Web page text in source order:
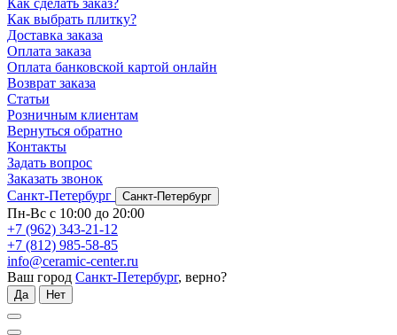
Как сделать заказ?
Как выбрать плитку?
Доставка заказа
Оплата заказа
Оплата банковской картой онлайн
Возврат заказа
Статьи
Розничным клиентам
Вернуться обратно
Контакты
Задать вопрос
Заказать звонок
Санкт-Петербург
Санкт-Петербург
Пн-Вс с 10:00 до 20:00
+7 (962) 343-21-12
+7 (812) 985-58-85
info@ceramic-center.ru
Ваш город Санкт-Петербург, верно?
Да Нет